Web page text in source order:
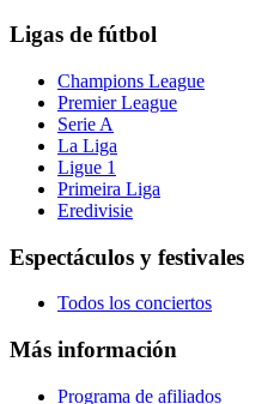
Ligas de fútbol
Champions League
Premier League
Serie A
La Liga
Ligue 1
Primeira Liga
Eredivisie
Espectáculos y festivales
Todos los conciertos
Más información
Programa de afiliados